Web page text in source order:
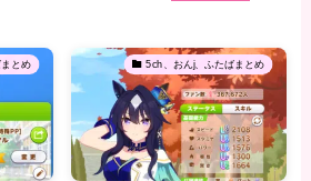
とめ 5ch、おんj、ふたばまとめ